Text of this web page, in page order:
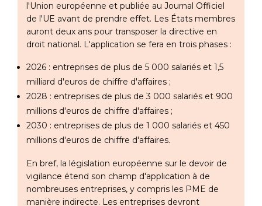
l'Union européenne et publiée au Journal Officiel
de l'UE avant de prendre effet. Les États membres
auront deux ans pour transposer la directive en
droit national. L'application se fera en trois phases :
2026 : entreprises de plus de 5 000 salariés et 1,5
milliard d'euros de chiffre d'affaires ;
2028 : entreprises de plus de 3 000 salariés et 900
millions d'euros de chiffre d'affaires ;
2030 : entreprises de plus de 1 000 salariés et 450
millions d'euros de chiffre d'affaires.
En bref, la législation européenne sur le devoir de
vigilance étend son champ d'application à de
nombreuses entreprises, y compris les PME de
manière indirecte. Les entreprises devront